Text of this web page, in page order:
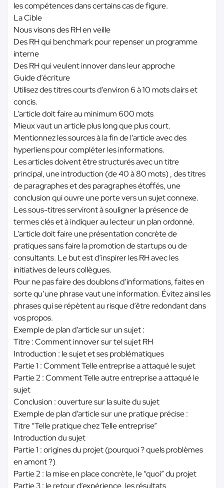
les compétences dans certains cas de figure.
La Cible
Nous visons des RH en veille
Des RH qui benchmark pour repenser un programme
interne
Des RH qui veulent innover dans leur approche
Guide d’écriture
Utilisez des titres courts d’environ 6 à 10 mots clairs et
concis.
L’article doit faire au minimum 600 mots
Mieux vaut un article plus long que plus court.
Mentionnez les sources à la fin de l’article avec des
hyperliens pour compléter les informations.
Les articles doivent être structurés avec un titre
principal, une introduction (de 40 à 80 mots) , des titres
de paragraphes et des paragraphes étoffés, une
conclusion qui ouvre une porte vers un sujet connexe.
Les sous-titres serviront à souligner la présence de
termes clés et à indiquer au lecteur un plan ordonné.
L’article doit faire une présentation concrète de
pratiques sans faire la promotion de startups ou de
consultants. Le but est d’inspirer les RH avec les
initiatives de leurs collègues.
Pour ne pas faire des doublons d’informations, faites en
sorte qu’une phrase vaut une information. Évitez ainsi les
phrases qui se répètent au risque d’être redondant dans
vos propos.
Exemple de plan d’article sur un sujet :
Titre : Comment innover sur tel sujet RH
Introduction : le sujet et ses problématiques
Partie 1 : Comment Telle entreprise a attaqué le sujet
Partie 2 : Comment Telle autre entreprise a attaqué le
sujet
Conclusion : ouverture sur la suite du sujet
Exemple de plan d’article sur une pratique précise :
Titre “Telle pratique chez Telle entreprise”
Introduction du sujet
Partie 1 : origines du projet (pourquoi ? quels problèmes
en amont ?)
Partie 2 : la mise en place concrète, le “quoi” du projet
Partie 3 : le retour d’expérience, les résultats